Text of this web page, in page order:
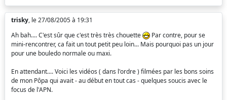
trisky, le 27/08/2005 à 19:31
Ah bah.... C'est sûr que c'est très très chouette
Par contre, pour se
mini-rencontrer, ca fait un tout petit peu loin... Mais pourquoi pas un jour
pour une bouledo normale ou maxi.
En attendant.... Voici les vidéos ( dans l'ordre ) filmées par les bons soins
de mon Pôpa qui avait - au début en tout cas - quelques soucis avec le
focus de l'APN.